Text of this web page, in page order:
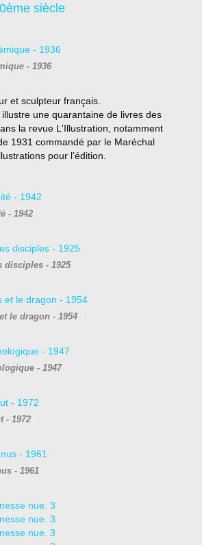
siècle
- 1936
et sculpteur français.
une quarantaine de livres des
la revue L'Illustration, notamment
1931 commandé par le Maréchal
pour l’édition.
- 1942
disciples - 1925
le dragon - 1954
- 1947
- 1972
- 1961